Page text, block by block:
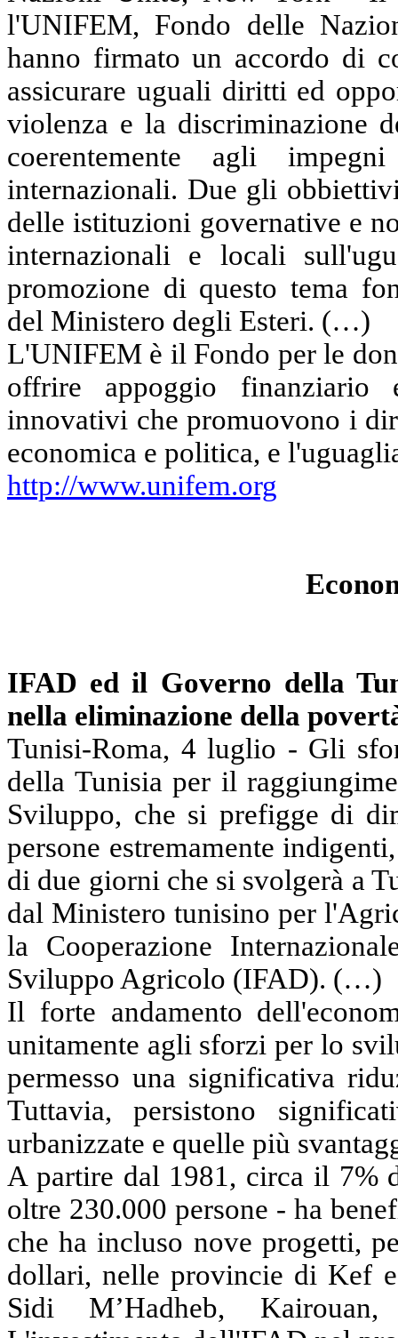
l'UNIFEM, Fondo delle
hanno firmato un accordo di
assicurare uguali diritti ed
violenza e la discriminazione
coerentemente agli
internazionali. Due gli
delle istituzioni governative e
internazionali e locali
promozione di questo tema
del Ministero degli Esteri. (…)
L'UNIFEM è il Fondo per le
offrire appoggio finanziario
innovativi che promuovono i
economica e politica, e
http://www.unifem.org
IFAD ed il Governo della
nella eliminazione della
Tunisi-Roma, 4 luglio - Gli
della Tunisia per il
Sviluppo, che si prefigge di
persone estremamente
di due giorni che si svolgerà a
dal Ministero tunisino per
la Cooperazione
Sviluppo Agricolo (IFAD). (…)
Il forte andamento
unitamente agli sforzi per lo
permesso una significativa
Tuttavia, persistono
urbanizzate e quelle più
A partire dal 1981, circa il 7%
oltre 230.000 persone - ha
che ha incluso nove progetti,
dollari, nelle provincie di Kef
Sidi M’Hadheb,